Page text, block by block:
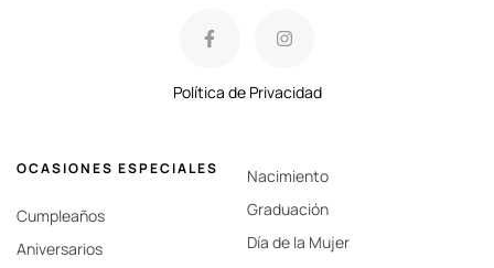
OCASIONES ESPECIALES
Cumpleaños
Aniversarios
Nacimiento
Graduación
Día de la Mujer
Política de Privacidad